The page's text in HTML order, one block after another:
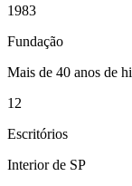
1983
Fundação
Mais de 40 anos de
12
Escritórios
Interior de SP